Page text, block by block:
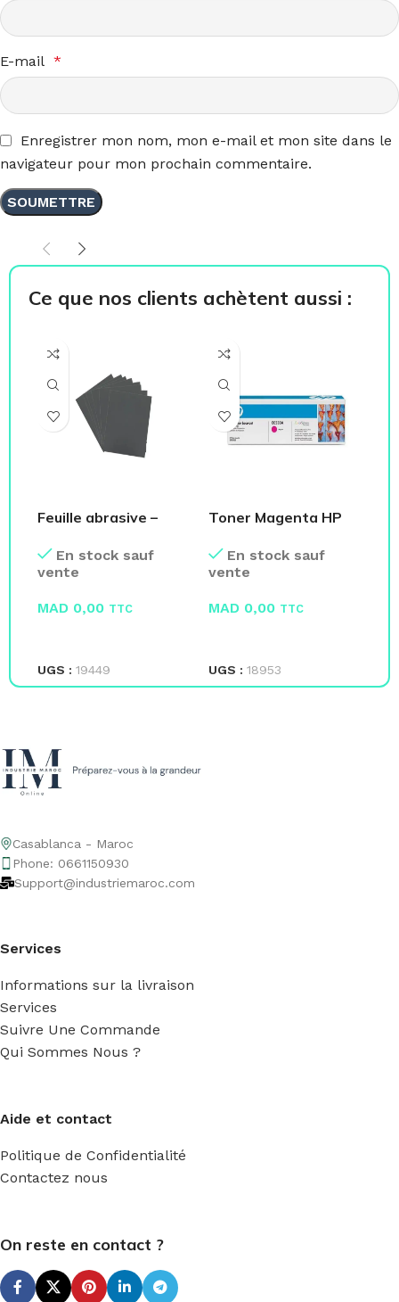
E-mail *
Enregistrer mon nom, mon e-mail et mon site dans le
navigateur pour mon prochain commentaire.
Ce que nos clients achètent aussi :
Feuille abrasive –
En stock sauf
vente
MAD 0,00 TTC
UGS : 19449
Toner Magenta HP
CC533A
En stock sauf
vente
MAD 0,00 TTC
UGS : 18953
Casablanca - Maroc
Phone: 0661150930
Support@industriemaroc.com
Services
Informations sur la livraison
Services
Suivre Une Commande
Qui Sommes Nous ?
Aide et contact
Politique de Confidentialité
Contactez nous
On reste en contact ?